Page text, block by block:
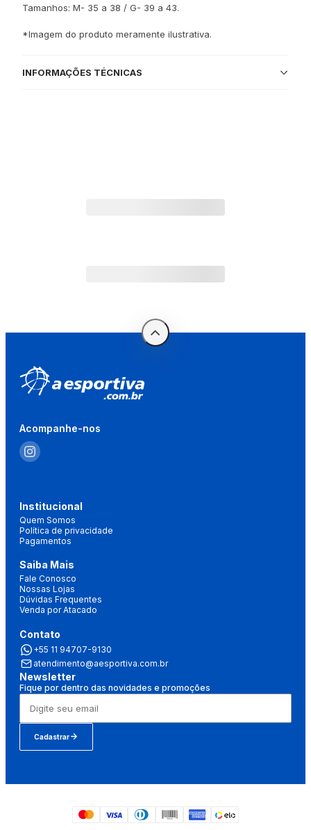
Tamanhos: M- 35 a 38 / G- 39 a 43.
*Imagem do produto meramente ilustrativa.
INFORMAÇÕES TÉCNICAS
Acompanhe-nos
Institucional
Quem Somos
Política de privacidade
Pagamentos
Saiba Mais
Fale Conosco
Nossas Lojas
Dúvidas Frequentes
Venda por Atacado
Contato
+55 11 94707-9130
atendimento@aesportiva.com.br
Newsletter
Fique por dentro das novidades e promoções
Cadastrar